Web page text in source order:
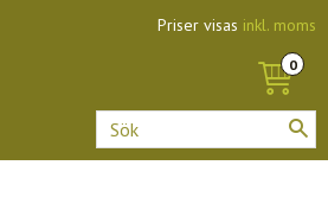
Priser visas inkl. moms